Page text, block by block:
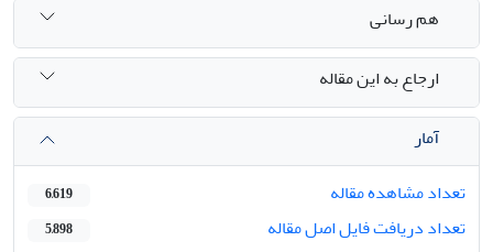
هم رسانی
ارجاع به این مقاله
آمار
تعداد مشاهده مقاله
6,619
تعداد دریافت فایل اصل مقاله 5,898